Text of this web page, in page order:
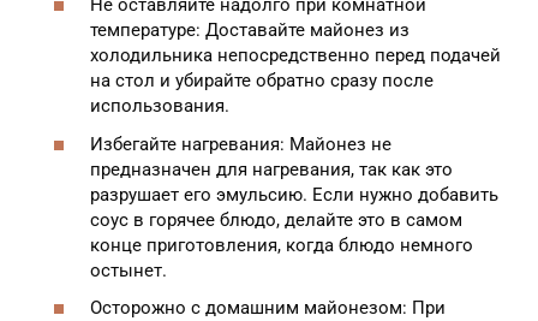
Не оставляйте надолго при комнатной
температуре: Доставайте майонез из
холодильника непосредственно перед подачей
на стол и убирайте обратно сразу после
использования.
Избегайте нагревания: Майонез не
предназначен для нагревания, так как это
разрушает его эмульсию. Если нужно добавить
соус в горячее блюдо, делайте это в самом
конце приготовления, когда блюдо немного
остынет.
Осторожно с домашним майонезом: При